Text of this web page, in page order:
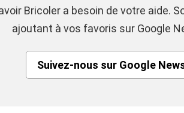
Bricoler a besoin de votre aide.
ajoutant à vos favoris sur Google
Suivez-nous sur Google